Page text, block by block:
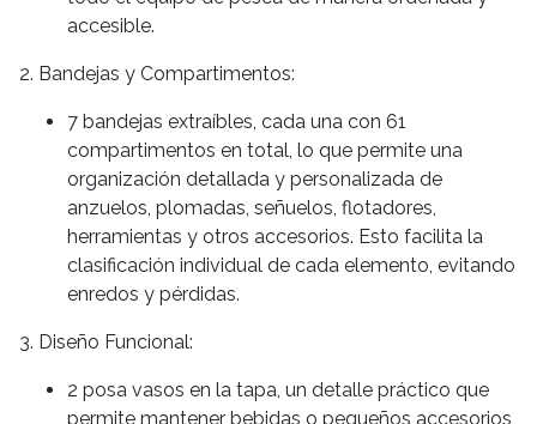
accesible.
2. Bandejas y Compartimentos:
7 bandejas extraíbles, cada una con 61
compartimentos en total, lo que permite una
organización detallada y personalizada de
anzuelos, plomadas, señuelos, flotadores,
herramientas y otros accesorios. Esto facilita la
clasificación individual de cada elemento, evitando
enredos y pérdidas.
3. Diseño Funcional:
2 posa vasos en la tapa, un detalle práctico que
permite mantener bebidas o pequeños accesorios